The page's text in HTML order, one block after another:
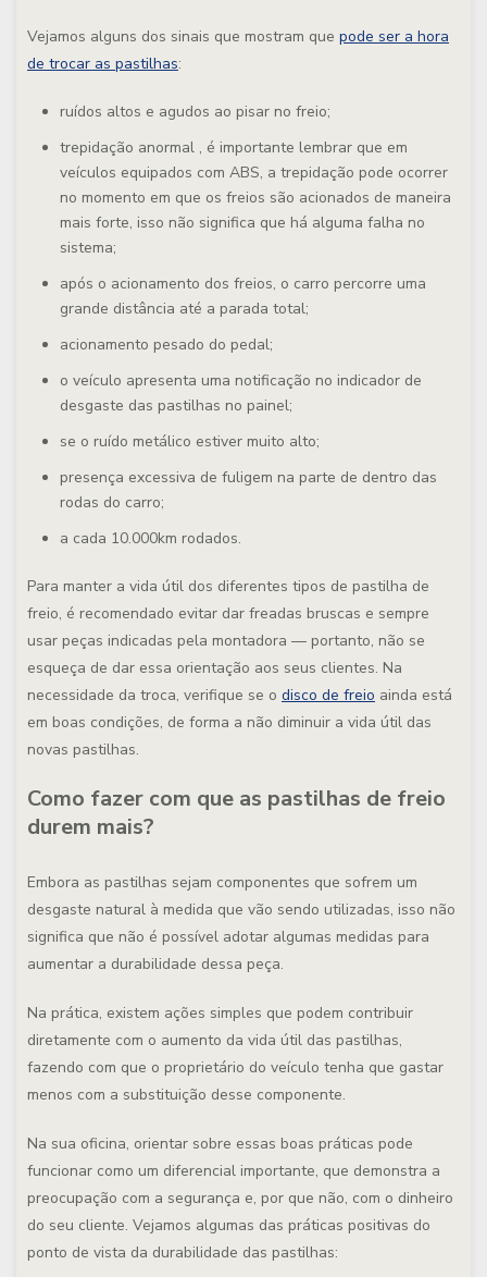
Vejamos alguns dos sinais que mostram que pode ser a hora
de trocar as pastilhas:
ruídos altos e agudos ao pisar no freio;
trepidação anormal , é importante lembrar que em
veículos equipados com ABS, a trepidação pode ocorrer
no momento em que os freios são acionados de maneira
mais forte, isso não significa que há alguma falha no
sistema;
após o acionamento dos freios, o carro percorre uma
grande distância até a parada total;
acionamento pesado do pedal;
o veículo apresenta uma notificação no indicador de
desgaste das pastilhas no painel;
se o ruído metálico estiver muito alto;
presença excessiva de fuligem na parte de dentro das
rodas do carro;
a cada 10.000km rodados.
Para manter a vida útil dos diferentes tipos de pastilha de
freio, é recomendado evitar dar freadas bruscas e sempre
usar peças indicadas pela montadora — portanto, não se
esqueça de dar essa orientação aos seus clientes. Na
necessidade da troca, verifique se o disco de freio ainda está
em boas condições, de forma a não diminuir a vida útil das
novas pastilhas.
Como fazer com que as pastilhas de freio
durem mais?
Embora as pastilhas sejam componentes que sofrem um
desgaste natural à medida que vão sendo utilizadas, isso não
significa que não é possível adotar algumas medidas para
aumentar a durabilidade dessa peça.
Na prática, existem ações simples que podem contribuir
diretamente com o aumento da vida útil das pastilhas,
fazendo com que o proprietário do veículo tenha que gastar
menos com a substituição desse componente.
Na sua oficina, orientar sobre essas boas práticas pode
funcionar como um diferencial importante, que demonstra a
preocupação com a segurança e, por que não, com o dinheiro
do seu cliente. Vejamos algumas das práticas positivas do
ponto de vista da durabilidade das pastilhas: